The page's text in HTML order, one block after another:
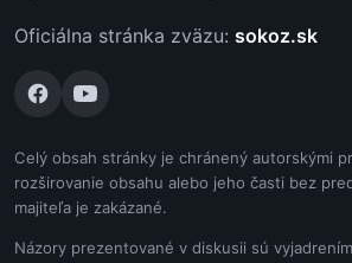
Oficiálna stránka zväzu: sokoz.sk
Celý obsah stránky je chránený autorskými
rozširovanie obsahu alebo jeho časti bez
majiteľa je zakázané.
Názory prezentované v diskusii sú